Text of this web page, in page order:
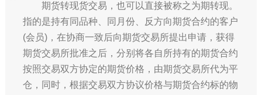
期货转现货交易，也可以直接被称之为期转现。
指的是持有同品种、同月份、反方向期货合约的客户
(会员)，在协商一致后向期货交易所提出申请，获得
期货交易所批准之后，分别将各自所持有的期货合约
按照交易双方协定的期货价格，由期货交易所代为平
仓，同时，根据交易双方协议价格与期货合约标的物